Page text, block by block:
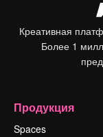
Креативная
Более 1
Продукция
Spaces